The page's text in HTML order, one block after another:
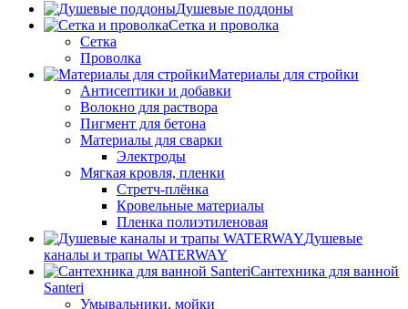
Душевые поддоны
Сетка и проволка
Сетка
Проволка
Материалы для стройки
Антисептики и добавки
Волокно для раствора
Пигмент для бетона
Материалы для сварки
Электроды
Мягкая кровля, пленки
Стретч-плёнка
Кровельные материалы
Пленка полиэтиленовая
Душевые
каналы и трапы WATERWAY
Сантехника для ванной
Santeri
Умывальники, мойки